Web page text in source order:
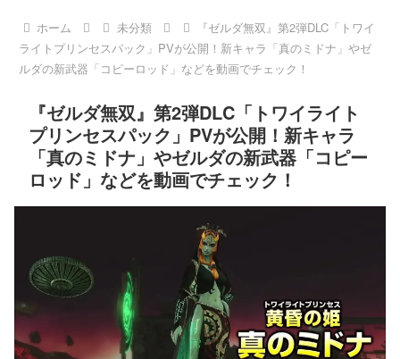
ホーム 未分類
『ゼルダ無双』第2弾DLC「トワイ
ライトプリンセスパック」PVが公開！新キャラ「真のミドナ」やゼ
ルダの新武器「コピーロッド」などを動画でチェック！
『ゼルダ無双』第2弾DLC「トワイライト
プリンセスパック」PVが公開！新キャラ
「真のミドナ」やゼルダの新武器「コピー
ロッド」などを動画でチェック！